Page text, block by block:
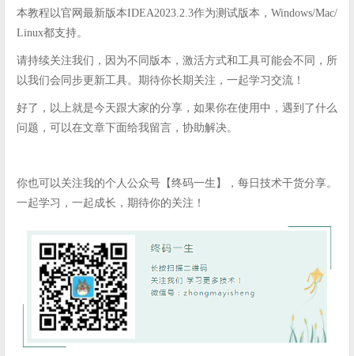
本教程以官网最新版本IDEA2023.2.3作为测试版本，Windows/Mac/
Linux都支持。
请持续关注我们，因为不同版本，激活方式和工具可能会不同，所
以我们会同步更新工具。期待你长期关注，一起学习交流！
好了，以上就是今天跟大家的分享，如果你在使用中，遇到了什么
问题，可以在文章下面给我留言，协助解决。
你也可以关注我的个人公众号【终码一生】，每日技术干货分享。
一起学习，一起成长，期待你的关注！